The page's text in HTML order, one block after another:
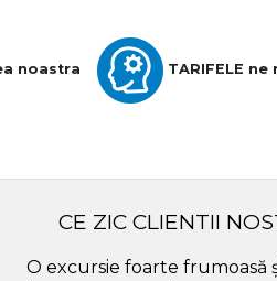
noastra TARIFELE
CE ZIC CLIENTII
O excursie foarte frumoasă